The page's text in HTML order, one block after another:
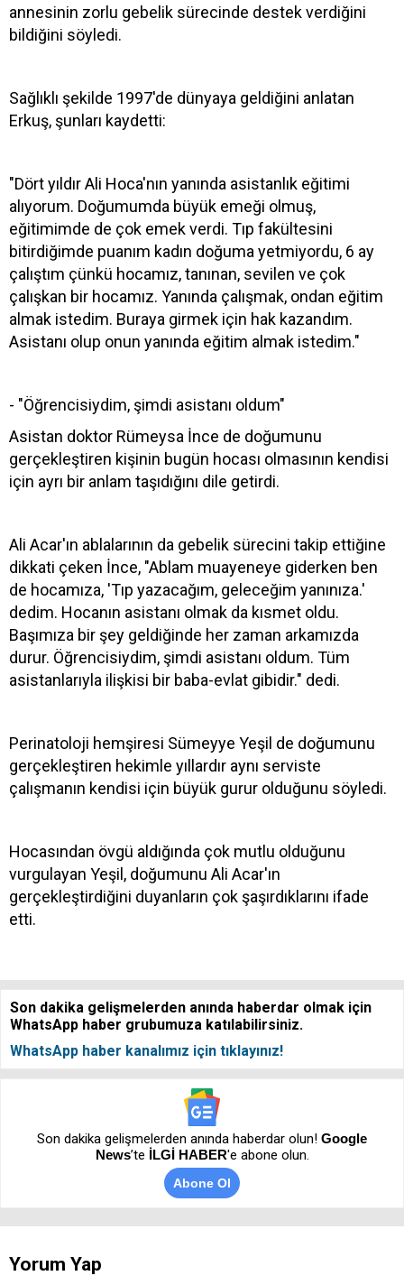
annesinin zorlu gebelik sürecinde destek verdiğini
bildiğini söyledi.
Sağlıklı şekilde 1997'de dünyaya geldiğini anlatan
Erkuş, şunları kaydetti:
"Dört yıldır Ali Hoca'nın yanında asistanlık eğitimi
alıyorum. Doğumumda büyük emeği olmuş,
eğitimimde de çok emek verdi. Tıp fakültesini
bitirdiğimde puanım kadın doğuma yetmiyordu, 6 ay
çalıştım çünkü hocamız, tanınan, sevilen ve çok
çalışkan bir hocamız. Yanında çalışmak, ondan eğitim
almak istedim. Buraya girmek için hak kazandım.
Asistanı olup onun yanında eğitim almak istedim."
- "Öğrencisiydim, şimdi asistanı oldum"
Asistan doktor Rümeysa İnce de doğumunu
gerçekleştiren kişinin bugün hocası olmasının kendisi
için ayrı bir anlam taşıdığını dile getirdi.
Ali Acar'ın ablalarının da gebelik sürecini takip ettiğine
dikkati çeken İnce, "Ablam muayeneye giderken ben
de hocamıza, 'Tıp yazacağım, geleceğim yanınıza.'
dedim. Hocanın asistanı olmak da kısmet oldu.
Başımıza bir şey geldiğinde her zaman arkamızda
durur. Öğrencisiydim, şimdi asistanı oldum. Tüm
asistanlarıyla ilişkisi bir baba-evlat gibidir." dedi.
Perinatoloji hemşiresi Sümeyye Yeşil de doğumunu
gerçekleştiren hekimle yıllardır aynı serviste
çalışmanın kendisi için büyük gurur olduğunu söyledi.
Hocasından övgü aldığında çok mutlu olduğunu
vurgulayan Yeşil, doğumunu Ali Acar'ın
gerçekleştirdiğini duyanların çok şaşırdıklarını ifade
etti.
Son dakika gelişmelerden anında haberdar olmak için
WhatsApp haber grubumuza katılabilirsiniz.
WhatsApp haber kanalımız için tıklayınız!
Son dakika gelişmelerden anında haberdar olun! Google
News’te İLGİ HABER'e abone olun.
Abone Ol
Yorum Yap